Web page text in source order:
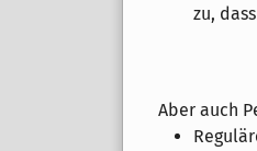
zu,
Aber auch